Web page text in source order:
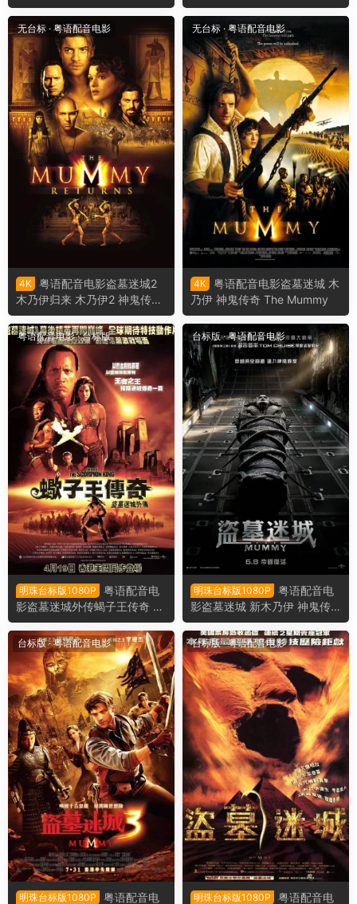
my: Tomb of the Dragon Em
peror
无台标 · 粤语配音电影
4K 粤语配音电影盗墓迷城2
木乃伊归来 木乃伊2 神鬼传奇
2 The Mummy Returns
无台标 · 粤语配音电影
4K 粤语配音电影盗墓迷城 木
乃伊 神鬼传奇 The Mummy
粤语配音电影·台标版
明珠台标版1080P
粤语配音电
影盗墓迷城外传蝎子王传奇 蝎
子王 魔蝎大帝 The Scorpion
King
台标版·粤语配音电影
明珠台标版1080P
粤语配音电
影盗墓迷城 新木乃伊 神鬼传
奇 The Mummy 2017版
台标版·粤语配音电影
明珠台标版1080P 粤语配音电
台标版·粤语配音电影
明珠台标版1080P 粤语配音电